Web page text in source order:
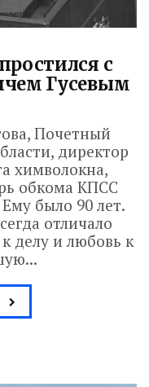
с
Гусевым
Почетный
директор
химволокна,
обкома КПСС
было 90 лет.
отличало
делу и любовь к